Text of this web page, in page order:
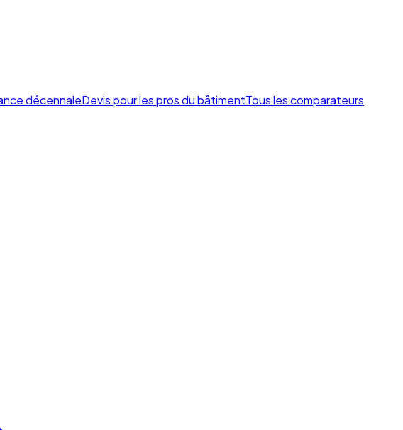
décennaleDevis pour les pros du bâtimentTous les comparateurs